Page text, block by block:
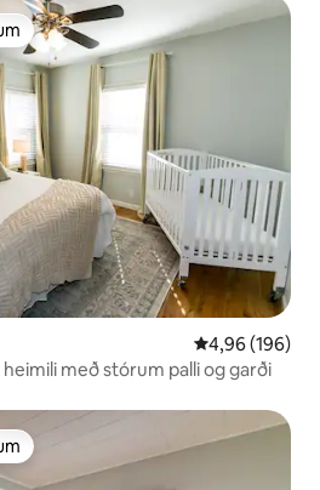
4,96 af 5 í
4,96 (196)
með stórum palli og garði